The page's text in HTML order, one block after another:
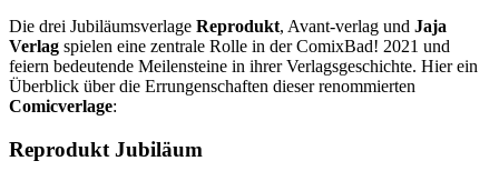
Die drei Jubiläumsverlage Reprodukt, Avant-verlag und Jaja
Verlag spielen eine zentrale Rolle in der ComixBad! 2021 und
feiern bedeutende Meilensteine in ihrer Verlagsgeschichte. Hier ein
Überblick über die Errungenschaften dieser renommierten
Comicverlage:
Reprodukt Jubiläum